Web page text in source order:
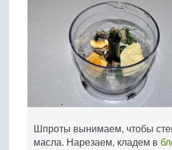
Шпроты вынимаем, чтобы
масла. Нарезаем, кладем в